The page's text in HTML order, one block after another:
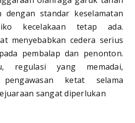
dengan standar keselamatan
kecelakaan tetap ada.
menyebabkan cedera serius
pembalap dan penonton.
regulasi yang memadai,
ketat selama
sangat diperlukan